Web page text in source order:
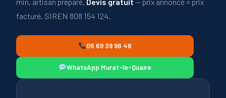
facturé. SIREN 808 154 124.
06 69 39 96 46
WhatsApp Murat-le-Quaire